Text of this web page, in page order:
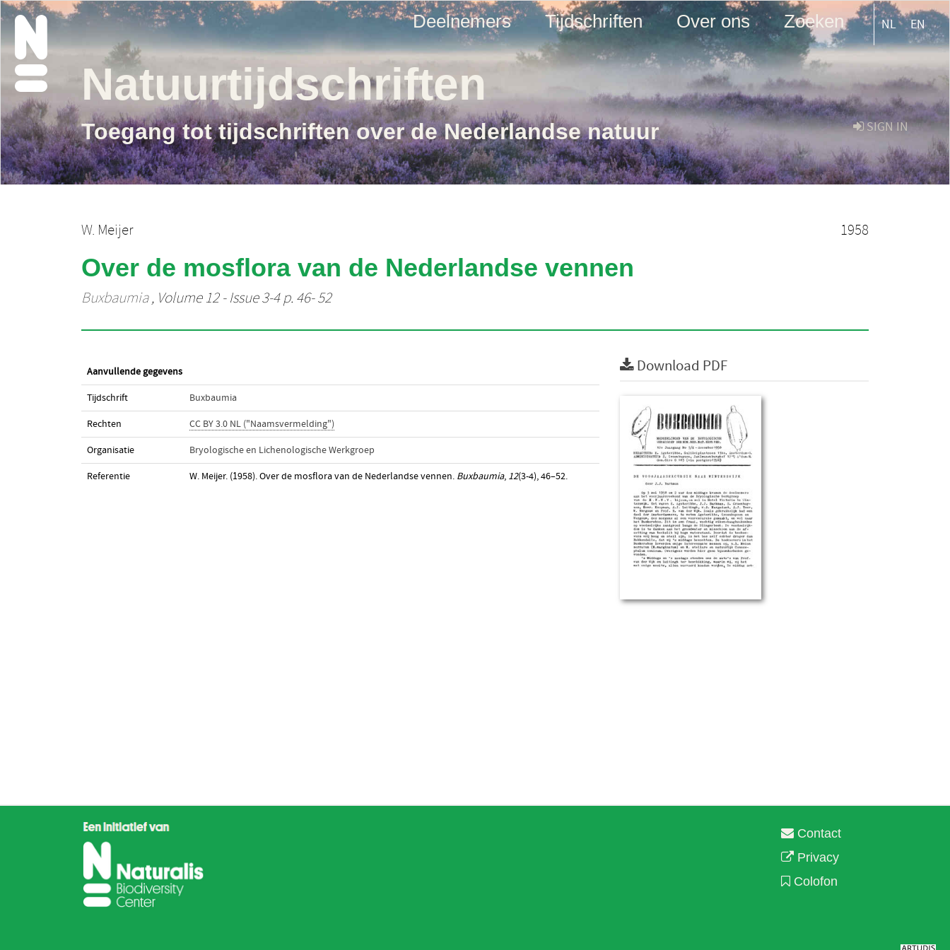
Deelnemers Tijdschriften Over ons Zoeken NL EN
SIGN IN
Natuurtijdschriften
Toegang tot tijdschriften over de Nederlandse natuur
W. Meijer 1958
Over de mosflora van de Nederlandse vennen
Buxbaumia, Volume 12 - Issue 3-4 p. 46- 52
Aanvullende gegevens
Tijdschrift Buxbaumia
Rechten CC BY 3.0 NL ("Naamsvermelding")
Organisatie Bryologische en Lichenologische Werkgroep
Referentie W. Meijer. (1958). Over de mosflora van de Nederlandse vennen. Buxbaumia, 12(3-4), 46–52.
Download PDF
Contact
Privacy
Colofon